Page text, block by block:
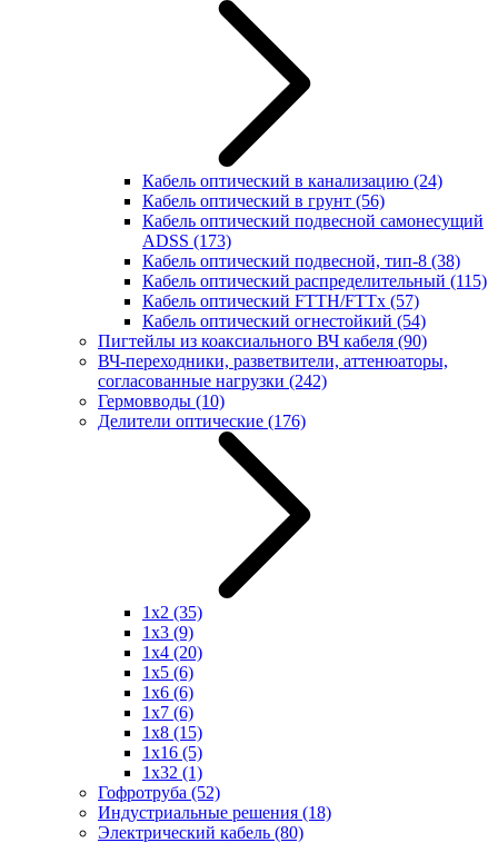
Кабель оптический в канализацию (24)
Кабель оптический в грунт (56)
Кабель оптический подвесной самонесущий
ADSS (173)
Кабель оптический подвесной, тип-8 (38)
Кабель оптический распределительный (115)
Кабель оптический FTTH/FTTx (57)
Кабель оптический огнестойкий (54)
Пигтейлы из коаксиального ВЧ кабеля (90)
ВЧ-переходники, разветвители, аттенюаторы,
согласованные нагрузки (242)
Гермовводы (10)
Делители оптические (176)
1x2 (35)
1x3 (9)
1x4 (20)
1x5 (6)
1x6 (6)
1x7 (6)
1x8 (15)
1x16 (5)
1x32 (1)
Гофротруба (52)
Индустриальные решения (18)
Электрический кабель (80)